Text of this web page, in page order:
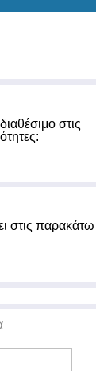
στις
στις παρακάτω